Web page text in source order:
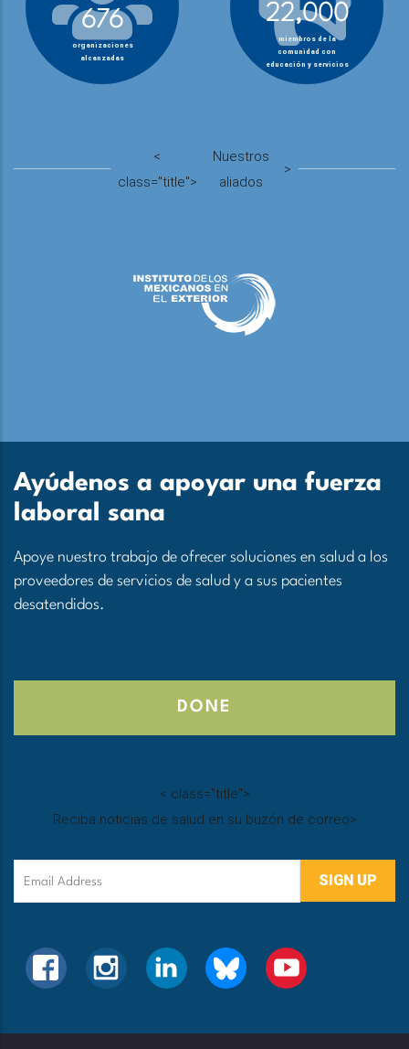
676
organizaciones
alcanzadas
22,000
miembros de la
comunidad con
educación y servicios
<
class="title">
Nuestros
aliados
>
Ayúdenos a apoyar una fuerza
laboral sana
Apoye nuestro trabajo de ofrecer soluciones en salud a los
proveedores de servicios de salud y a sus pacientes
desatendidos.
DONE
< class="title">
Reciba noticias de salud en su buzón de correo>
Email
Address
FACEBOOKINSTAGRAMLINKEDINBLUESKY YOUTUBE